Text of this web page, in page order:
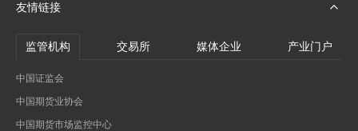
友情链接
监管机构 交易所 媒体企业 产业门户
中国证监会
中国期货业协会
中国期货市场监控中心